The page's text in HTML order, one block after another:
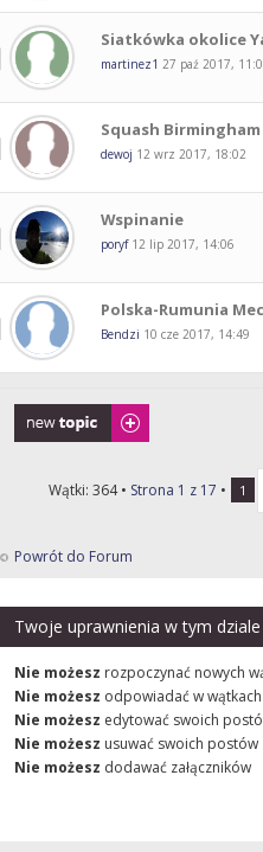
Siatkówka okolice
martinez1 27 paź 2017,
Squash Birmingham
dewoj 12 wrz 2017, 18:02
Wspinanie
poryf 12 lip 2017, 14:06
Polska-Rumunia
Bendzi 10 cze 2017, 14:49
Napisz wątek
Wątki: 364 • Strona 1 z 17 • 1
Powrót do Forum
Twoje uprawnienia w tym dziale
Nie możesz rozpoczynać nowych
Nie możesz odpowiadać w wątkach
Nie możesz edytować swoich
Nie możesz usuwać swoich postów
Nie możesz dodawać załączników